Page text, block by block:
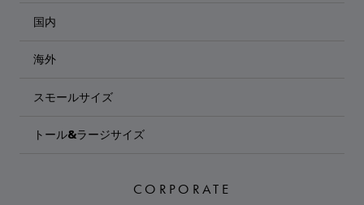
国内
海外
スモールサイズ
トール&ラージサイズ
CORPORATE